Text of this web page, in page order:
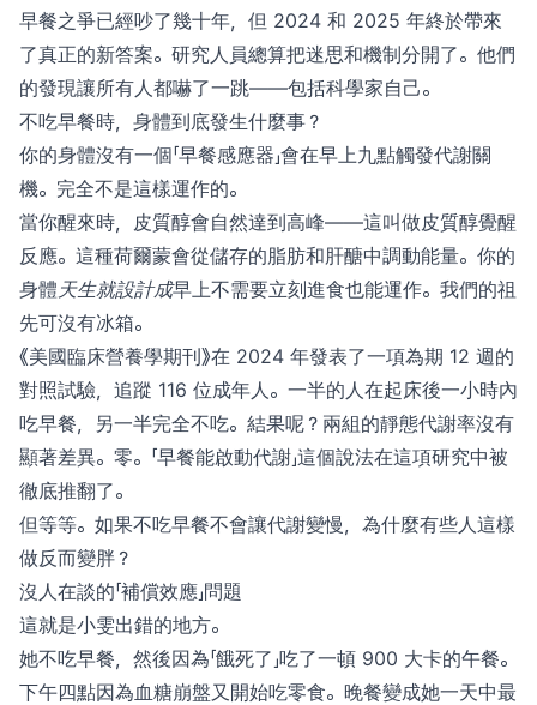
早餐之爭已經吵了幾十年，但 2024 和 2025 年終於帶來
了真正的新答案。研究人員總算把迷思和機制分開了。他們
的發現讓所有人都嚇了一跳——包括科學家自己。
不吃早餐時，身體到底發生什麼事？
你的身體沒有一個「早餐感應器」會在早上九點觸發代謝關
機。完全不是這樣運作的。
當你醒來時，皮質醇會自然達到高峰——這叫做皮質醇覺醒
反應。這種荷爾蒙會從儲存的脂肪和肝醣中調動能量。你的
身體 天生就設計成早上不需要立刻進食也能運作。我們的祖
先可沒有冰箱。
《美國臨床營養學期刊》在 2024 年發表了一項為期 12 週的
對照試驗，追蹤 116 位成年人。一半的人在起床後一小時內
吃早餐，另一半完全不吃。結果呢？兩組的靜態代謝率沒有
顯著差異。零。「早餐能啟動代謝」這個說法在這項研究中被
徹底推翻了。
但等等。如果不吃早餐不會讓代謝變慢，為什麼有些人這樣
做反而變胖？
沒人在談的「補償效應」問題
這就是小雯出錯的地方。
她不吃早餐，然後因為「餓死了」吃了一頓 900 大卡的午餐。
下午四點因為血糖崩盤又開始吃零食。晚餐變成她一天中最